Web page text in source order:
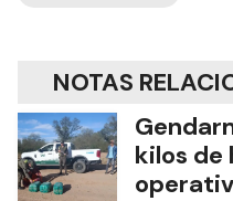
NOTAS
kilos de